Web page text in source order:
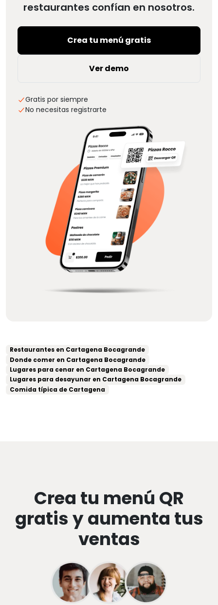
restaurantes confían en nosotros.
Crea tu menú gratis
Ver demo
Gratis por siempre
No necesitas registrarte
Restaurantes en Cartagena Bocagrande
Donde comer en Cartagena Bocagrande
Lugares para cenar en Cartagena Bocagrande
Lugares para desayunar en Cartagena Bocagrande
Comida típica de Cartagena
Crea tu menú QR
gratis y aumenta tus
ventas